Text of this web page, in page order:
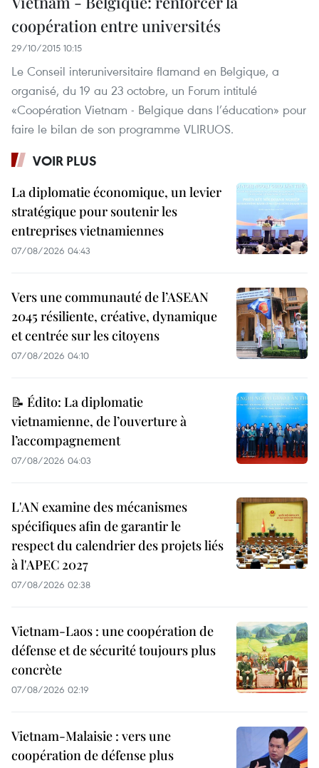
coopération entre universités
29/10/2015 10:15
Le Conseil interuniversitaire flamand en Belgique, a
organisé, du 19 au 23 octobre, un Forum intitulé
«Coopération Vietnam - Belgique dans l’éducation» pour
faire le bilan de son programme VLIRUOS.
VOIR PLUS
La diplomatie économique, un levier
stratégique pour soutenir les
entreprises vietnamiennes
07/08/2026 04:43
Vers une communauté de l’ASEAN
2045 résiliente, créative, dynamique
et centrée sur les citoyens
07/08/2026 04:10
📝 Édito: La diplomatie
vietnamienne, de l’ouverture à
l’accompagnement
07/08/2026 04:03
L'AN examine des mécanismes
spécifiques afin de garantir le
respect du calendrier des projets liés
à l'APEC 2027
07/08/2026 02:38
Vietnam-Laos : une coopération de
défense et de sécurité toujours plus
concrète
07/08/2026 02:19
Vietnam-Malaisie : vers une
coopération de défense plus